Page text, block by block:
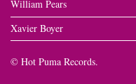
William Pears
Xavier Boyer
© Hot Puma Records.